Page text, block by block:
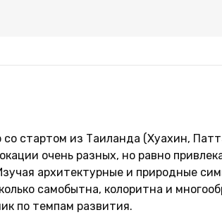
стартом из Таиланда (Хуахин,
очень разных, но равно
архитектурные и природные
самобытна, колоритна и
по темпам развития.